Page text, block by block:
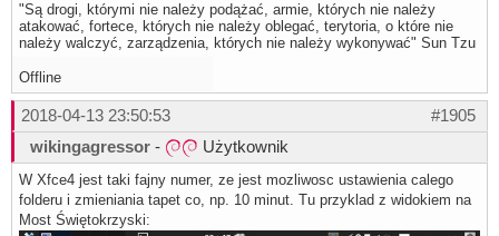
"Są drogi, którymi nie należy podążać, armie, których nie należy
atakować, fortece, których nie należy oblegać, terytoria, o które nie
należy walczyć, zarządzenia, których nie należy wykonywać" Sun Tzu
Offline
#1905
2018-04-13 23:50:53
wikingagressor - Użytkownik
W Xfce4 jest taki fajny numer, ze jest mozliwosc ustawienia calego
folderu i zmieniania tapet co, np. 10 minut. Tu przyklad z widokiem na
Most Świętokrzyski: